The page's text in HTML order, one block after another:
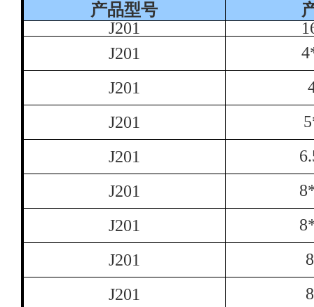
产品型号
J201
J201
J201
J201
J201
J201
J201
J201
J201